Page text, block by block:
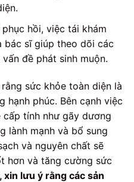
phục hồi, việc tái khám
bác sĩ giúp theo dõi các
đề phát sinh muộn.
sức khỏe toàn diện là
hạnh phúc. Bên cạnh việc
tính như gãy dương
lành mạnh và bổ sung
và nguyên chất sẽ
hơn và tăng cường sức
xin lưu ý rằng các sản